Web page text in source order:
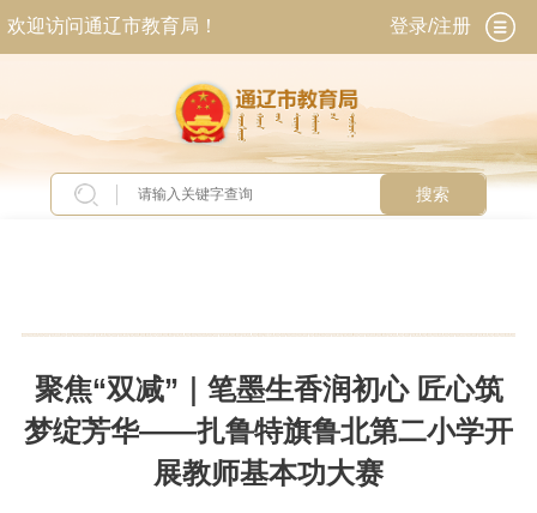
欢迎访问通辽市教育局！ 登录/注册
搜索
聚焦“双减”｜笔墨生香润初心 匠心筑
梦绽芳华——扎鲁特旗鲁北第二小学开
展教师基本功大赛